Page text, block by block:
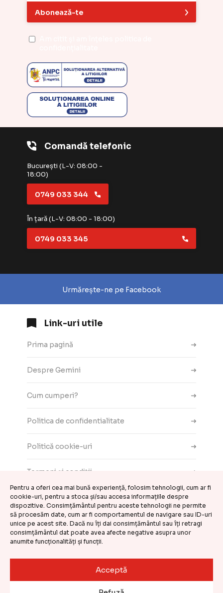
Pentru a oferi cea mai bună experiență, folosim tehnologii, cum ar fi
cookie-uri, pentru a stoca și/sau accesa informațiile despre
dispozitive. Consimțământul pentru aceste tehnologii ne permite
să procesăm date, cum ar fi comportamentul de navigare sau ID-uri
unice pe acest site. Dacă nu îți dai consimțământul sau îți retragi
consimțământul dat poate avea afecte negative asupra unor
anumite funcționalități și funcții.
Acceptă
Comandă telefonic
București (L-V: 08:00 -
18:00)
0749 033 344
În țară (L-V: 08:00 - 18:00)
0749 033 345
Urmărește-ne pe Facebook
Link-uri utile
Prima pagină
Despre Gemini
Cum cumperi?
Politica de confidentialitate
Politică cookie-uri
Termeni și condiții
Contact
ANPC
Setări cookie-uri
Abonează-te